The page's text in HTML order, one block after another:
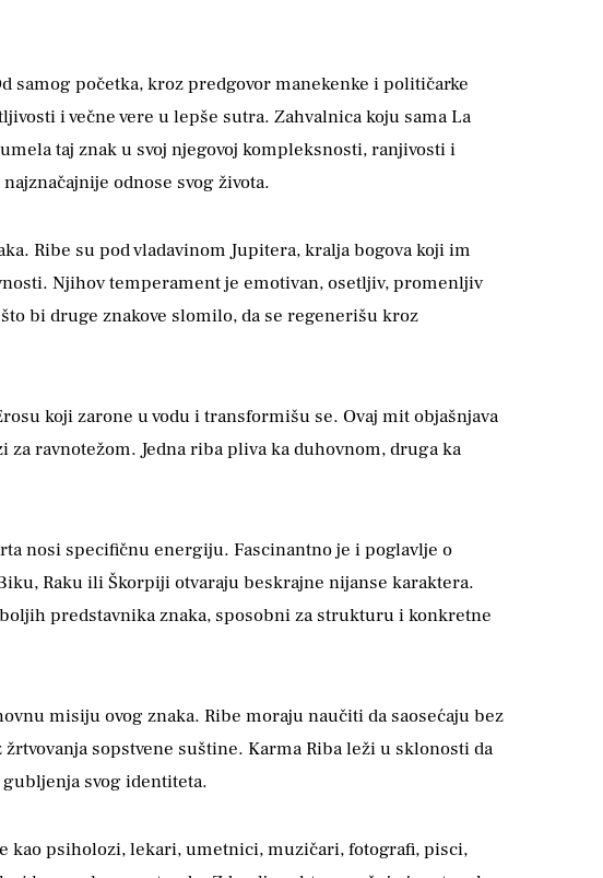
samog početka, kroz predgovor manekenke i političarke
i večne vere u lepše sutra. Zahvalnica koju sama La
taj znak u svoj njegovoj kompleksnosti, ranjivosti i
odnose svog života.
Ribe su pod vladavinom Jupitera, kralja bogova koji im
Njihov temperament je emotivan, osetljiv, promenljiv
bi druge znakove slomilo, da se regenerišu kroz
koji zarone u vodu i transformišu se. Ovaj mit objašnjava
za ravnotežom. Jedna riba pliva ka duhovnom, druga ka
nosi specifičnu energiju. Fascinantno je i poglavlje o
Raku ili Škorpiji otvaraju beskrajne nijanse karaktera.
predstavnika znaka, sposobni za strukturu i konkretne
misiju ovog znaka. Ribe moraju naučiti da saosećaju bez
sopstvene suštine. Karma Riba leži u sklonosti da
gubljenja svog identiteta.
kao psiholozi, lekari, umetnici, muzičari, fotografi, pisci,